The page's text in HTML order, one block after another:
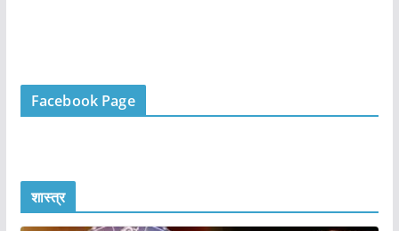
Facebook Page
शास्त्र